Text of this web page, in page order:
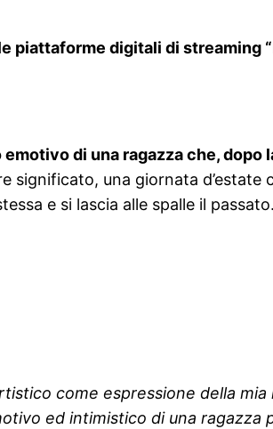
digitali di streaming
di una ragazza che,
una giornata d’estate
e si lascia alle spalle il
come espressione della
ed intimistico di una ragazza